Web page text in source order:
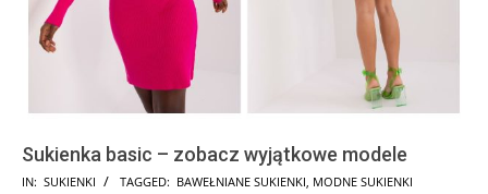
Sukienka basic – zobacz wyjątkowe modele
2023-
IN: SUKIENKI TAGGED: BAWEŁNIANE SUKIENKI, MODNE SUKIENKI